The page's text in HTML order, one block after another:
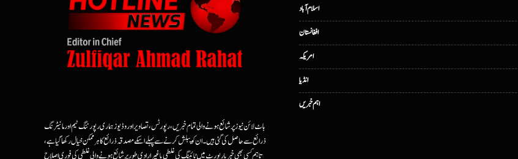
ہاٹ لائن نیوز پر شائع ہونے والی تمام خبریں، رپورٹس، تصاویر اور وڈیوز ہماری رپورٹنگ ٹیم اور مانیٹرنگ
ذرائع سے حاصل کی گئی ہیں۔ ان کو پبلش کرنے سے پہلے اسکے مصدقہ ذرائع کا ہرممکن خیال رکھا گیا ہے،
تاہم کسی بھی خبر یا رپورٹ میں ٹائپنگ کی غلطی یا غیرارادی طور پر شائع ہونے والی غلطی کی فوری اصلاح
اسلام آباد
افغانستان
امریکہ
انڈیا
اہم خبریں